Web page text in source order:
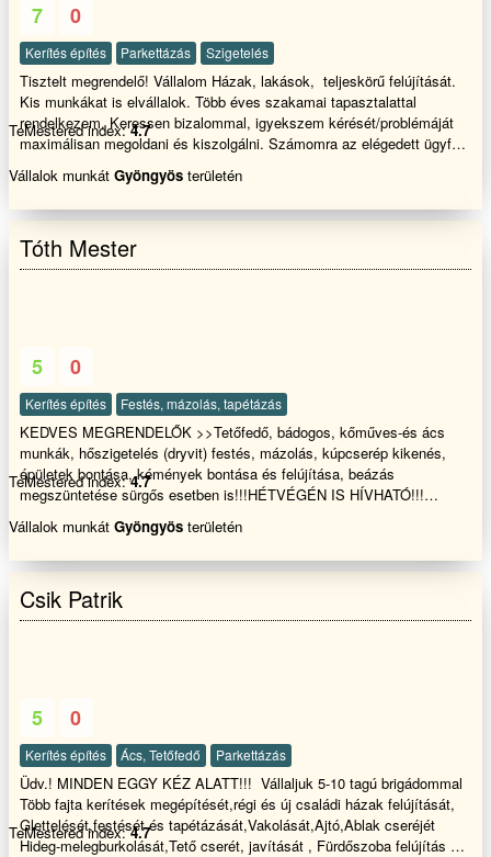
7 0
Kerítés építés Parkettázás Szigetelés
Tisztelt megrendelő! Vállalom Házak, lakások, teljeskörű felújítását.
Kis munkákat is elvállalok. Több éves szakamai tapasztalattal
rendelkezem. Keressen bizalommal, igyekszem kérését/problémáját
maximálisan megoldani és kiszolgálni. Számomra az elégedett ügyfél
TeMestered index:4.7
Vállalok munkát Gyöngyös területén
Tóth Mester
5 0
Kerítés építés Festés, mázolás, tapétázás
KEDVES MEGRENDELŐK >>Tetőfedő, bádogos, kőműves-és ács
munkák, hőszigetelés (dryvit) festés, mázolás, kúpcserép kikenés,
épületek bontása, kémények bontása és felújítása, beázás
megszüntetése sürgős esetben is!!!HÉTVÉGÉN IS HÍVHATÓ!!!
TeMestered index:4.7
Vállalok munkát Gyöngyös területén
Csik Patrik
5 0
Kerítés építés Ács, Tetőfedő Parkettázás
Üdv.! MINDEN EGGY KÉZ ALATT!!! Vállaljuk 5-10 tagú brigádommal
Több fajta kerítések megépítését,régi és új családi házak felújítását,
Glettelését,festését és tapétázását,Vakolását,Ajtó,Ablak cseréjét
Hideg-melegburkolását,Tető cserét, javítását , Fürdőszoba felújítás és
TeMestered index:4.7